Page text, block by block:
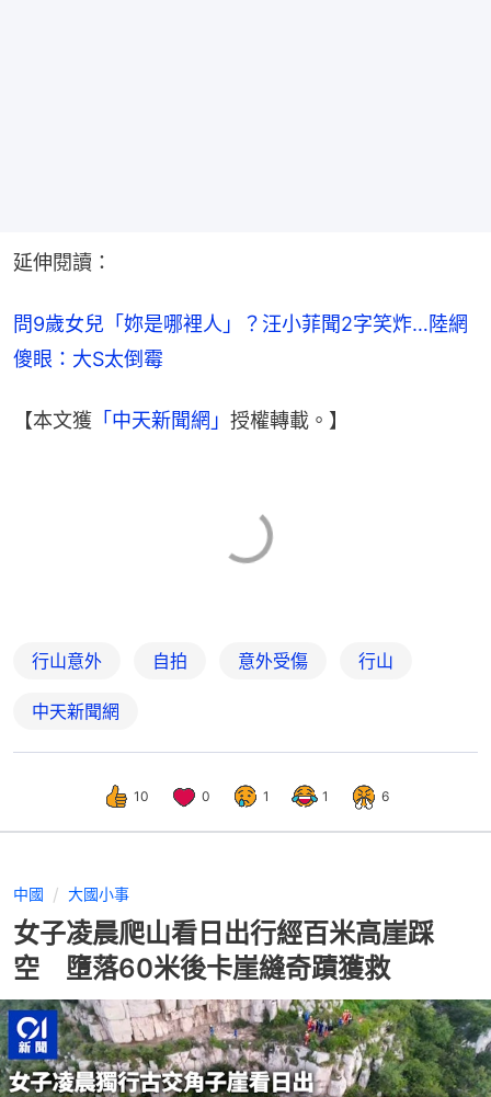
延伸閱讀：
問9歲女兒「妳是哪裡人」？汪小菲聞2字笑炸…陸網
傻眼：大S太倒霉
【本文獲 「中天新聞網」 授權轉載。】
行山意外 自拍 意外受傷 行山
中天新聞網
10 0 1 1 6
中國 大國小事
女子凌晨爬山看日出行經百米高崖踩
空 墮落60米後卡崖縫奇蹟獲救